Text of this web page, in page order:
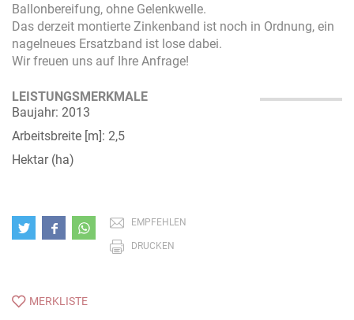
Ballonbereifung, ohne Gelenkwelle.
Das derzeit montierte Zinkenband ist noch in Ordnung, ein
nagelneues Ersatzband ist lose dabei.
Wir freuen uns auf Ihre Anfrage!
LEISTUNGSMERKMALE
Baujahr: 2013
Arbeitsbreite [m]: 2,5
Hektar (ha)
EMPFEHLEN
DRUCKEN
MERKLISTE